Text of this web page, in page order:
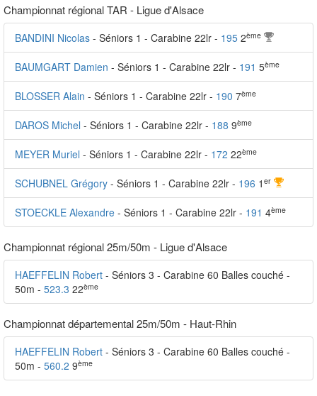
Championnat régional TAR - Ligue d'Alsace
BANDINI Nicolas - Séniors 1 - Carabine 22lr - 195 2ème
BAUMGART Damien - Séniors 1 - Carabine 22lr - 191 5ème
BLOSSER Alain - Séniors 1 - Carabine 22lr - 190 7ème
DAROS Michel - Séniors 1 - Carabine 22lr - 188 9ème
MEYER Muriel - Séniors 1 - Carabine 22lr - 172 22ème
SCHUBNEL Grégory - Séniors 1 - Carabine 22lr - 196 1 er
STOECKLE Alexandre - Séniors 1 - Carabine 22lr - 191 4ème
Championnat régional 25m/50m - Ligue d'Alsace
HAEFFELIN Robert - Séniors 3 - Carabine 60 Balles couché -
50m - 523.3 22ème
Championnat départemental 25m/50m - Haut-Rhin
HAEFFELIN Robert - Séniors 3 - Carabine 60 Balles couché -
50m - 560.2 9ème